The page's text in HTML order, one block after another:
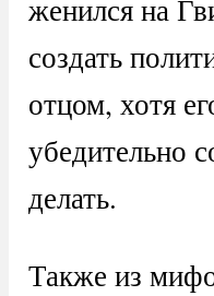
женился на
создать
отцом, хотя
убедительно
делать.
Также из